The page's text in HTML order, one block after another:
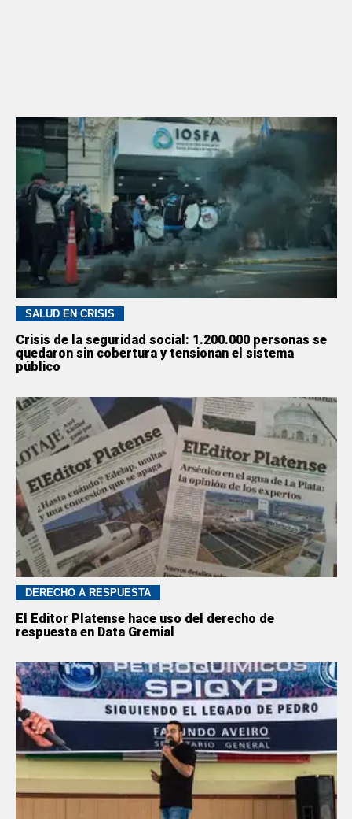
SALUD EN CRISIS
Crisis de la seguridad social: 1.200.000 personas se
quedaron sin cobertura y tensionan el sistema
público
DERECHO A RESPUESTA
El Editor Platense hace uso del derecho de
respuesta en Data Gremial